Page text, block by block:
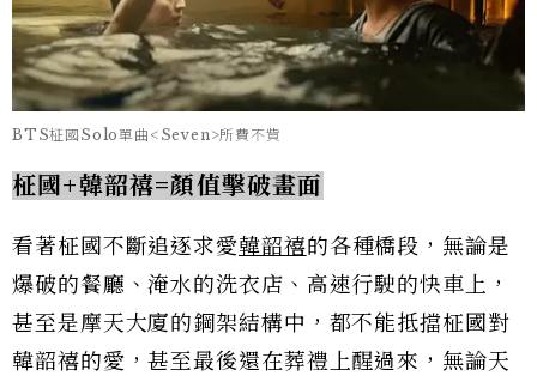
BTS柾國Solo單曲<Seven>所費不貲
柾國+韓韶禧=顏值擊破畫面
看著柾國不斷追逐求愛韓韶禧的各種橋段，無論是
爆破的餐廳、淹水的洗衣店、高速行駛的快車上，
甚至是摩天大廈的鋼架結構中，都不能抵擋柾國對
韓韶禧的愛，甚至最後還在葬禮上醒過來，無論天